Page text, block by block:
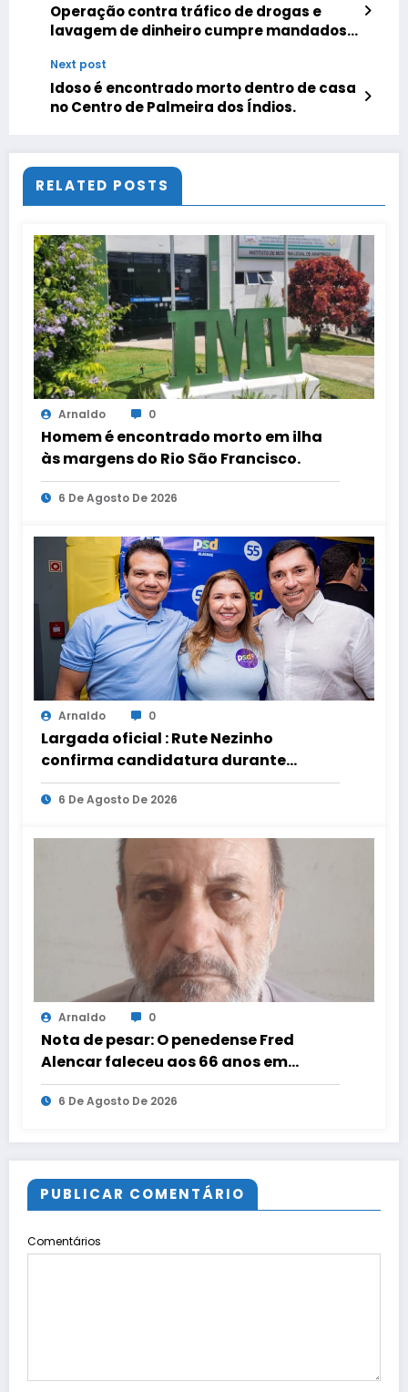
Operação contra tráfico de drogas e
lavagem de dinheiro cumpre mandados
Next post
Idoso é encontrado morto dentro de casa
no Centro de Palmeira dos Índios.
RELATED POSTS
Arnaldo 0
Homem é encontrado morto em ilha
às margens do Rio São Francisco.
6 De Agosto De 2026
Arnaldo 0
Largada oficial : Rute Nezinho
confirma candidatura durante
convenção do PSD.
6 De Agosto De 2026
Arnaldo 0
Nota de pesar: O penedense Fred
Alencar faleceu aos 66 anos em
Penedo, no dia 5 de agosto de 2026,
após enfrentar problemas de saúde.
6 De Agosto De 2026
PUBLICAR COMENTÁRIO
Comentários